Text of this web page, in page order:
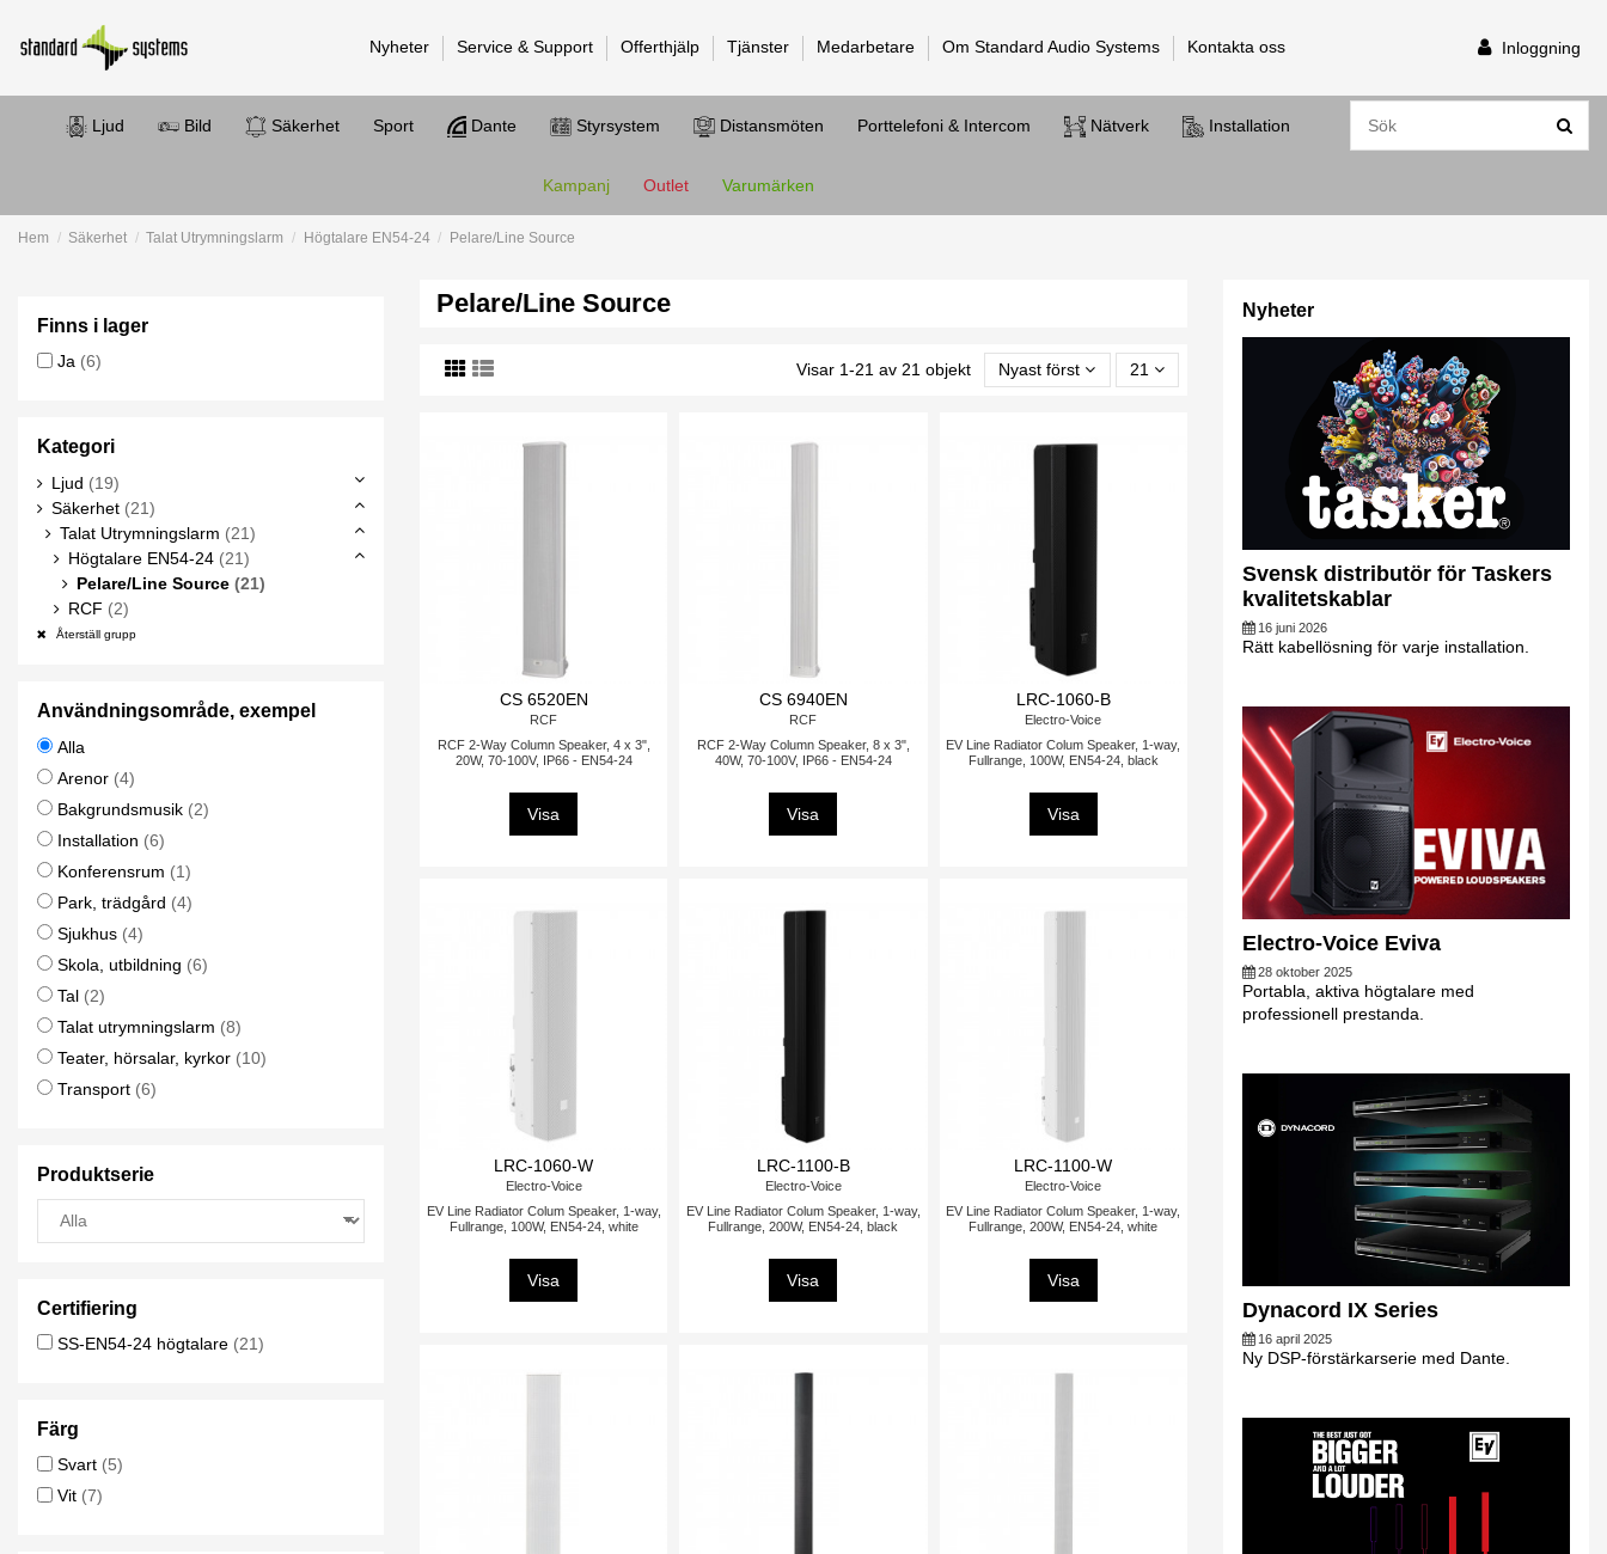
Nyheter Service & Support Offerthjälp Tjänster Medarbetare Om Standard Audio Systems Kontakta oss Inloggning
Ljud Bild Säkerhet Sport Dante Styrsystem Distansmöten Porttelefoni & Intercom Nätverk Installation
Kampanj Outlet Varumärken
Hem Säkerhet Talat Utrymningslarm Högtalare EN54-24 Pelare/Line Source
Pelare/Line Source
Visar 1-21 av 21 objekt Nyast först 21
CS 6520EN
RCF
RCF 2-Way Column Speaker, 4 x 3",
20W, 70-100V, IP66 - EN54-24
Visa
CS 6940EN
RCF
RCF 2-Way Column Speaker, 8 x 3",
40W, 70-100V, IP66 - EN54-24
Visa
LRC-1060-B
Electro-Voice
EV Line Radiator Colum Speaker, 1-way,
Fullrange, 100W, EN54-24, black
Visa
LRC-1060-W
Electro-Voice
EV Line Radiator Colum Speaker, 1-way,
Fullrange, 100W, EN54-24, white
Visa
LRC-1100-B
Electro-Voice
EV Line Radiator Colum Speaker, 1-way,
Fullrange, 200W, EN54-24, black
Visa
LRC-1100-W
Electro-Voice
EV Line Radiator Colum Speaker, 1-way,
Fullrange, 200W, EN54-24, white
Visa
Finns i lager
Ja (6)
Kategori
Ljud (19)
Säkerhet (21)
Talat Utrymningslarm (21)
Högtalare EN54-24 (21)
Pelare/Line Source (21)
RCF (2)
Återställ grupp
Användningsområde, exempel
Alla
Arenor (4)
Bakgrundsmusik (2)
Installation (6)
Konferensrum (1)
Park, trädgård (4)
Sjukhus (4)
Skola, utbildning (6)
Tal (2)
Talat utrymningslarm (8)
Teater, hörsalar, kyrkor (10)
Transport (6)
Produktserie
Certifiering
SS-EN54-24 högtalare (21)
Färg
Svart (5)
Vit (7)
Nyheter
Svensk distributör för Taskers
kvalitetskablar
16 juni 2026
Rätt kabellösning för varje installation.
Electro-Voice Eviva
28 oktober 2025
Portabla, aktiva högtalare med
professionell prestanda.
Dynacord IX Series
16 april 2025
Ny DSP-förstärkarserie med Dante.